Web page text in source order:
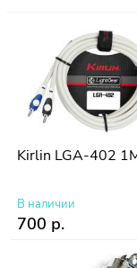
Kirlin LGA-402
В наличии
700 р.